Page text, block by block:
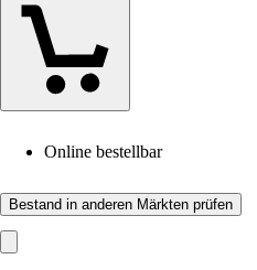
Online bestellbar
Bestand in anderen Märkten prüfen